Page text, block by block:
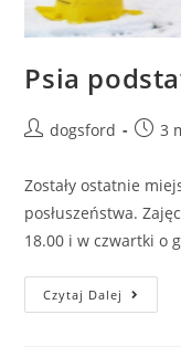
Psia
Postdogsford
Post3
Zostały ostatnie
posłuszeństwa.
18.00 i w czwartki o
Czytaj Dalej Psia